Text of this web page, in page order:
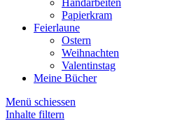
Handarbeiten
Papierkram
Feierlaune
Ostern
Weihnachten
Valentinstag
Meine Bücher
Menü schiessen
Inhalte filtern